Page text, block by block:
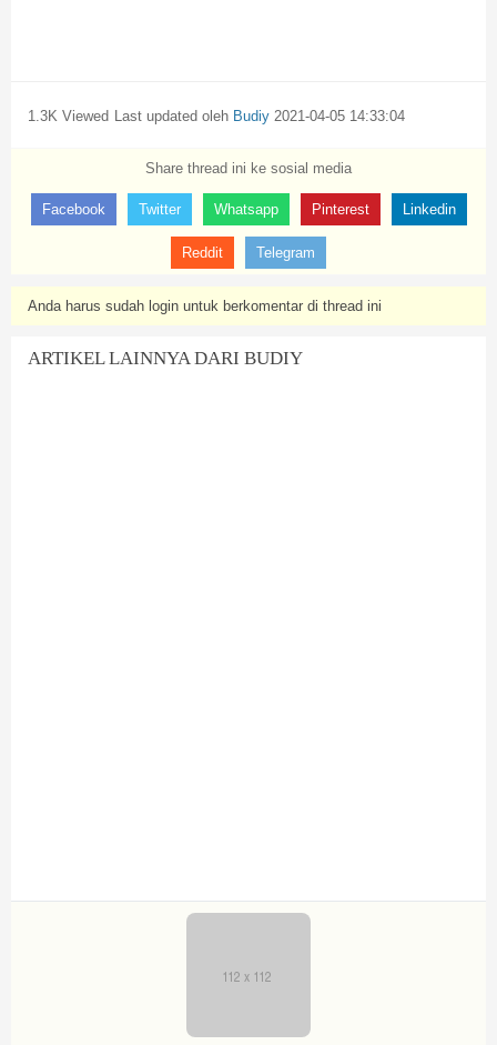
1.3K Viewed Last updated oleh Budiy 2021-04-05 14:33:04
Share thread ini ke sosial media
Facebook Twitter Whatsapp Pinterest Linkedin
Reddit Telegram
Anda harus sudah login untuk berkomentar di thread ini
ARTIKEL LAINNYA DARI BUDIY